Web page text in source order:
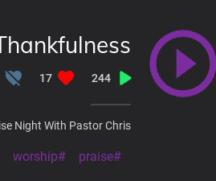
244
17
Night With Pastor Chris.
#praise
#worship